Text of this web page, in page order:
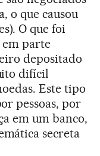
o que causou
O que foi
em parte
depositado
difícil
Este tipo
pessoas, por
em um banco,
secreta